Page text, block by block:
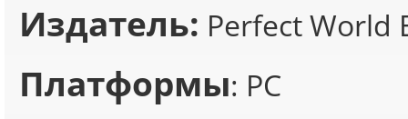
Издатель: Perfect World
Платформы: PC